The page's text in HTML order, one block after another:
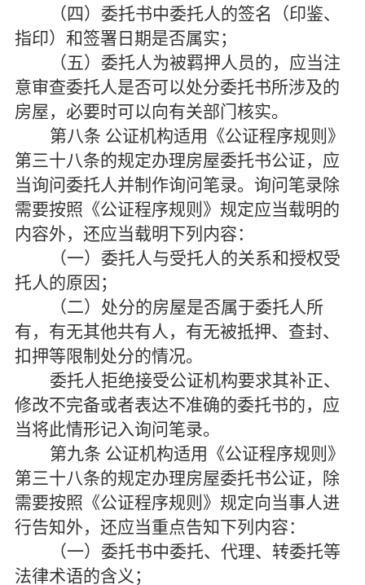
（四）委托书中委托人的签名（印鉴、
指印）和签署日期是否属实；
（五）委托人为被羁押人员的，应当注
意审查委托人是否可以处分委托书所涉及的
房屋，必要时可以向有关部门核实。
第八条 公证机构适用《公证程序规则》
第三十八条的规定办理房屋委托书公证，应
当询问委托人并制作询问笔录。询问笔录除
需要按照《公证程序规则》规定应当载明的
内容外，还应当载明下列内容：
（一）委托人与受托人的关系和授权受
托人的原因；
（二）处分的房屋是否属于委托人所
有，有无其他共有人，有无被抵押、查封、
扣押等限制处分的情况。
委托人拒绝接受公证机构要求其补正、
修改不完备或者表达不准确的委托书的，应
当将此情形记入询问笔录。
第九条 公证机构适用《公证程序规则》
第三十八条的规定办理房屋委托书公证，除
需要按照《公证程序规则》规定向当事人进
行告知外，还应当重点告知下列内容：
（一）委托书中委托、代理、转委托等
法律术语的含义；